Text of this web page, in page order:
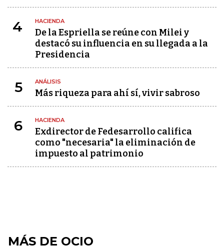
4 HACIENDA
De la Espriella se reúne con Milei y
destacó su influencia en su llegada a la
Presidencia
5 ANÁLISIS
Más riqueza para ahí sí, vivir sabroso
6 HACIENDA
Exdirector de Fedesarrollo califica
como "necesaria" la eliminación de
impuesto al patrimonio
MÁS DE OCIO